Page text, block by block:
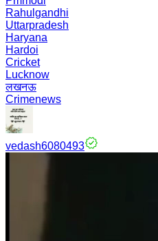
Rahulgandhi
Uttarpradesh
Haryana
Hardoi
Cricket
Lucknow
लखनऊ
Crimenews
vedash6080493